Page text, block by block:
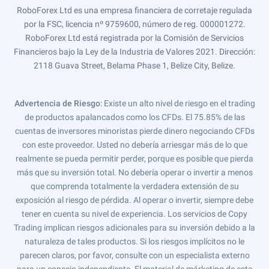
RoboForex Ltd es una empresa financiera de corretaje regulada
por la FSC, licencia nº 9759600, número de reg. 000001272.
RoboForex Ltd está registrada por la Comisión de Servicios
Financieros bajo la Ley de la Industria de Valores 2021. Dirección:
2118 Guava Street, Belama Phase 1, Belize City, Belize.
Advertencia de Riesgo: Existe un alto nivel de riesgo en el trading
de productos apalancados como los CFDs. El 75.85% de las
cuentas de inversores minoristas pierde dinero negociando CFDs
con este proveedor. Usted no debería arriesgar más de lo que
realmente se pueda permitir perder, porque es posible que pierda
más que su inversión total. No debería operar o invertir a menos
que comprenda totalmente la verdadera extensión de su
exposición al riesgo de pérdida. Al operar o invertir, siempre debe
tener en cuenta su nivel de experiencia. Los servicios de Copy
Trading implican riesgos adicionales para su inversión debido a la
naturaleza de tales productos. Si los riesgos implícitos no le
parecen claros, por favor, consulte con un especialista externo